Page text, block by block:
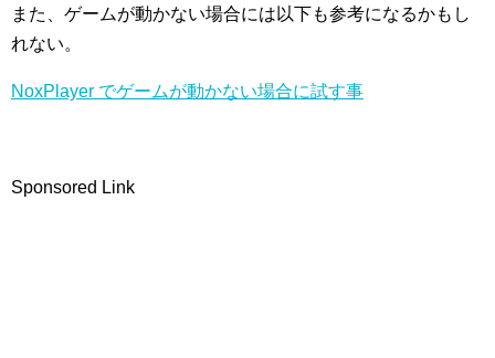
また、ゲームが動かない場合には以下も参考になるかもし
れない。
NoxPlayer でゲームが動かない場合に試す事
Sponsored Link